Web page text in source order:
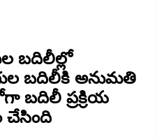
బదిలీల్లో
బదిలీకి అనుమతి
బదిలీ ప్రక్రియ
చేసింది